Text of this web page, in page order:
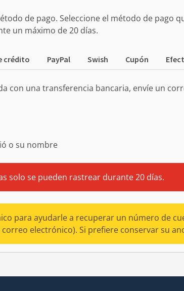
de pago. Seleccione el método de pago
un máximo de 20 días.
crédito PayPal Swish Cupón
con una transferencia bancaria, envíe un
o su nombre
solo se pueden rastrear durante 20 días.
para ayudarle a recuperar un número de
electrónico). Si prefiere conservar su